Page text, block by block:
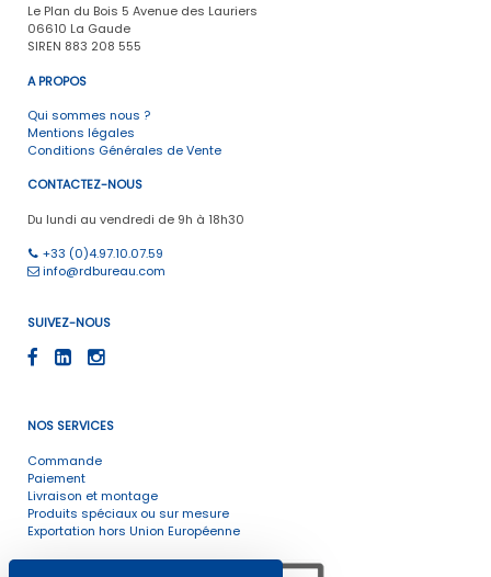
Le Plan du Bois 5 Avenue des Lauriers
06610 La Gaude
SIREN 883 208 555
A PROPOS
Qui sommes nous ?
Mentions légales
Conditions Générales de Vente
CONTACTEZ-NOUS
Du lundi au vendredi de 9h à 18h30
+33 (0)4.97.10.07.59
info@rdbureau.com
SUIVEZ-NOUS
NOS SERVICES
Commande
Paiement
Livraison et montage
Produits spéciaux ou sur mesure
Exportation hors Union Européenne